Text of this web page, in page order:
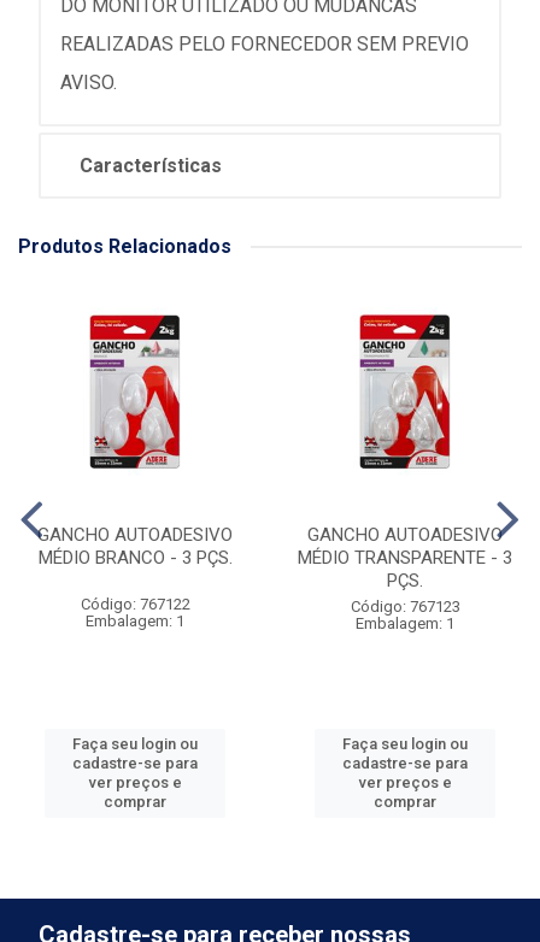
DO MONITOR UTILIZADO OU MUDANCAS
REALIZADAS PELO FORNECEDOR SEM PREVIO
AVISO.
Características
Produtos Relacionados
GANCHO AUTOADESIVO
MÉDIO BRANCO - 3 PÇS.
Código: 767122
Embalagem: 1
Faça seu login ou
cadastre-se para
ver preços e
comprar
GANCHO AUTOADESIVO
MÉDIO TRANSPARENTE - 3
PÇS.
Código: 767123
Embalagem: 1
Faça seu login ou
cadastre-se para
ver preços e
comprar
Cadastre-se para receber nossas